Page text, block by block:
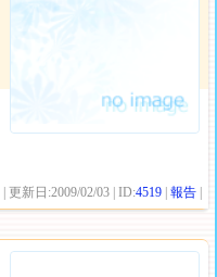
| 更新日:2009/02/03 | ID:4519 |報告